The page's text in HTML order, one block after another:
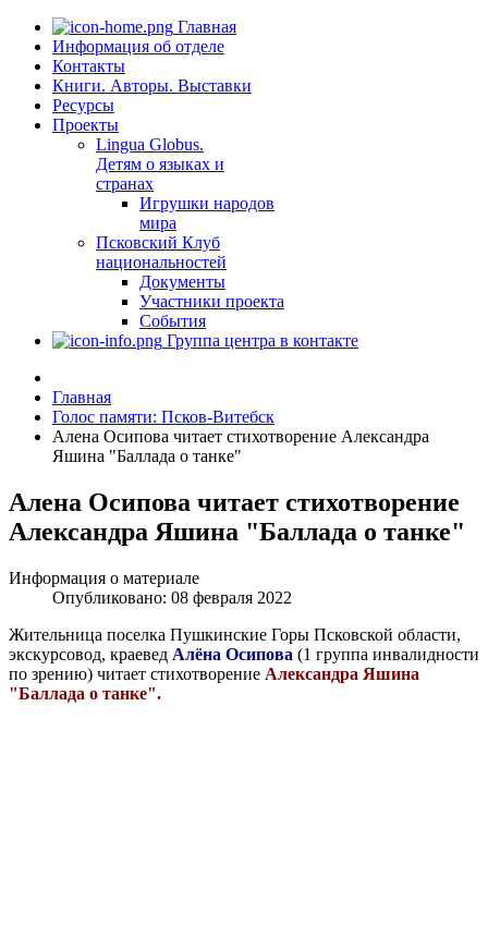
Главная
Информация об отделе
Контакты
Книги. Авторы. Выставки
Ресурсы
Проекты
Lingua Globus.
Детям о языках и
странах
Игрушки народов
мира
Псковский Клуб
национальностей
Документы
Участники проекта
События
Группа центра в контакте
Главная
Голос памяти: Псков-Витебск
Алена Осипова читает стихотворение Александра
Яшина "Баллада о танке"
Алена Осипова читает стихотворение
Александра Яшина "Баллада о танке"
Информация о материале
Опубликовано: 08 февраля 2022
Жительница поселка Пушкинские Горы Псковской области,
экскурсовод, краевед Алёна Осипова (1 группа инвалидности
по зрению) читает стихотворение Александра Яшина
"Баллада о танке".